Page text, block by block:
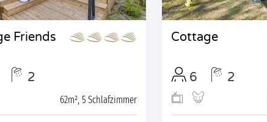
Friends
2
62m², 5 Schlafzimmer
Cottage
6 2